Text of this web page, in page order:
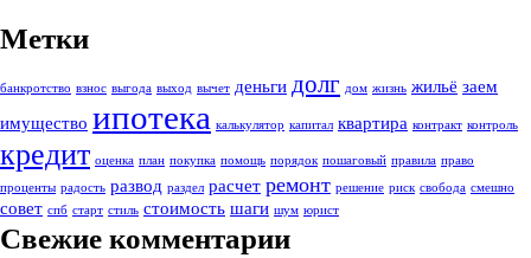
Метки
банкротство взнос выгодa выход вычет деньги долг дом жизнь жильё заем
имущество ипотека калькулятор капитал квартира контракт контроль
кредит оценка план покупка помощь порядок пошаговый правила право
проценты радость развод раздел расчет ремонт решение риск свобода смешно
совет спб старт стиль стоимость шаги шум юрист
Свежие комментарии